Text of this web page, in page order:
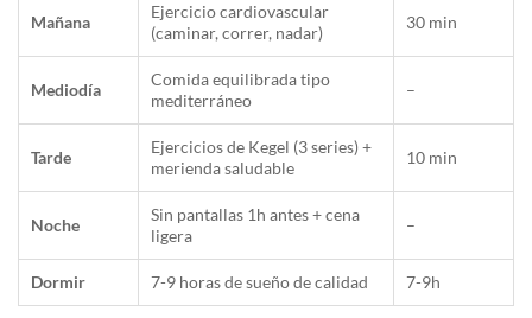
Mañana
Ejercicio cardiovascular
(caminar, correr, nadar)
30 min
Mediodía
Comida equilibrada tipo
mediterráneo
–
Tarde
Ejercicios de Kegel (3 series) +
merienda saludable
10 min
Noche
Sin pantallas 1h antes + cena
ligera
–
Dormir 7-9 horas de sueño de calidad 7-9h